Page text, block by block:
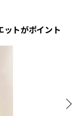
ットがポイント